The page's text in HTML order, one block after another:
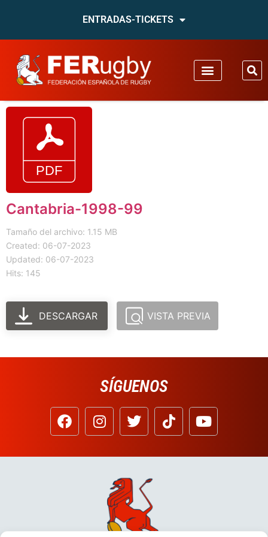
ENTRADAS-TICKETS
Cantabria-1998-99
Tamaño del archivo: 1.15 MB
Created: 06-07-2023
Updated: 06-07-2023
Hits: 145
DESCARGAR VISTA PREVIA
SÍGUENOS